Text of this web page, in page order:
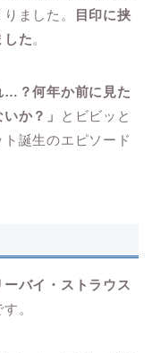
ました。
目印に挟
した。
…？何年か前に見た
か？」
とビビッと
誕生のエピソード
バイ・ストラウス
。